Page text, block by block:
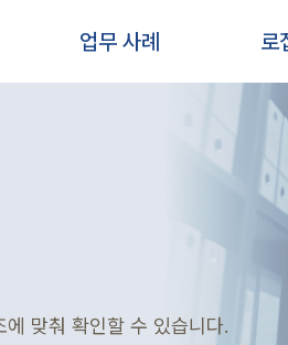
업무 사례 로
맞춰 확인할 수 있습니다.